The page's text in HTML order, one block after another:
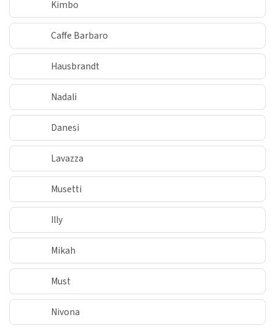
Kimbo
Caffe Barbaro
Hausbrandt
Nadali
Danesi
Lavazza
Musetti
Illy
Mikah
Must
Nivona